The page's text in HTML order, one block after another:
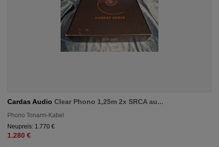
Cardas Audio Clear Phono 1,25m 2x SRCA au...
Phono Tonarm-Kabel
Neupreis: 1.770 €
1.280 €